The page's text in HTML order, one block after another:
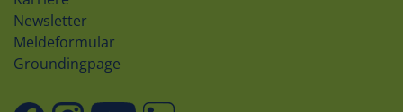
Newsletter
Meldeformular
Groundingpage